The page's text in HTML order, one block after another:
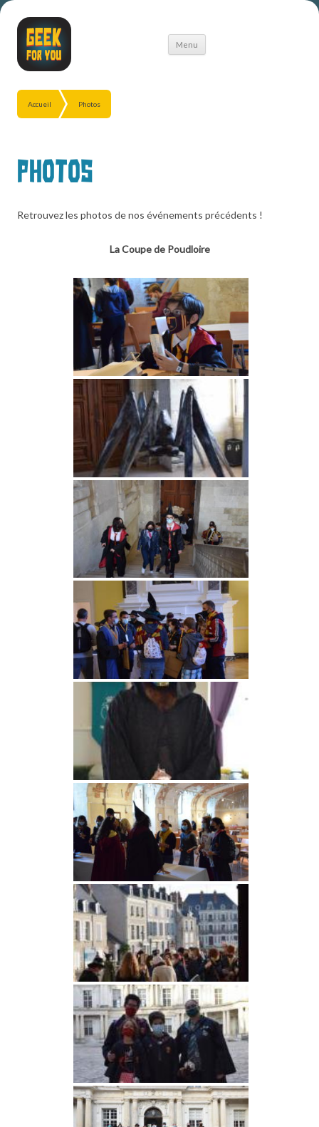
Menu
Aller
Accueil Photos
Photos
Retrouvez les photos de nos événements précédents !
La Coupe de Poudloire